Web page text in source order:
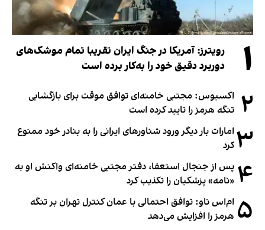
۱
رویترز: آمریکا در جنگ ایران تقریبا تمام موشک‌های
دوربرد دقیق خود را به‌کار برده است
۲ اکسیوس: مجتبی خامنه‌ای توافق موقت برای بازگشایی
تنگه هرمز را تایید کرده است
۳ امارات بار دیگر ورود شناورهای ایرانی را به بنادر خود ممنوع
کرد
۴ پس از جنجال استعفا، دفتر مجتبی خامنه‌ای واکنش او به
«نامه» پزشکیان را تکذیب کرد
۵ ام‌اس ناو: توافق احتمالی با عمان کنترل تهران بر تنگه
هرمز را افزایش می‌دهد